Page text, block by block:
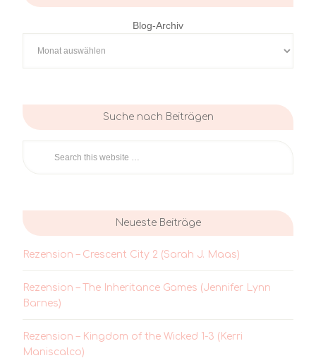
Blog-Archiv
Suche nach Beiträgen
Neueste Beiträge
Rezension – Crescent City 2 (Sarah J. Maas)
Rezension – The Inheritance Games (Jennifer Lynn
Barnes)
Rezension – Kingdom of the Wicked 1-3 (Kerri
Maniscalco)